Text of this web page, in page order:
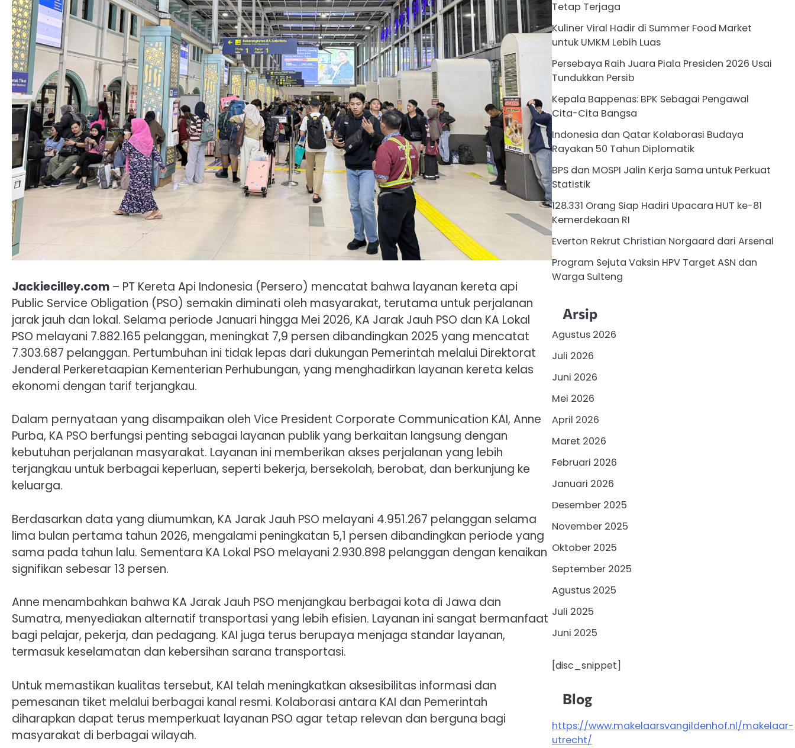
Jackiecilley.com – PT Kereta Api Indonesia (Persero) mencatat bahwa layanan kereta api
Public Service Obligation (PSO) semakin diminati oleh masyarakat, terutama untuk perjalanan
jarak jauh dan lokal. Selama periode Januari hingga Mei 2026, KA Jarak Jauh PSO dan KA Lokal
PSO melayani 7.882.165 pelanggan, meningkat 7,9 persen dibandingkan 2025 yang mencatat
7.303.687 pelanggan. Pertumbuhan ini tidak lepas dari dukungan Pemerintah melalui Direktorat
Jenderal Perkeretaapian Kementerian Perhubungan, yang menghadirkan layanan kereta kelas
ekonomi dengan tarif terjangkau.
Dalam pernyataan yang disampaikan oleh Vice President Corporate Communication KAI, Anne
Purba, KA PSO berfungsi penting sebagai layanan publik yang berkaitan langsung dengan
kebutuhan perjalanan masyarakat. Layanan ini memberikan akses perjalanan yang lebih
terjangkau untuk berbagai keperluan, seperti bekerja, bersekolah, berobat, dan berkunjung ke
keluarga.
Berdasarkan data yang diumumkan, KA Jarak Jauh PSO melayani 4.951.267 pelanggan selama
lima bulan pertama tahun 2026, mengalami peningkatan 5,1 persen dibandingkan periode yang
sama pada tahun lalu. Sementara KA Lokal PSO melayani 2.930.898 pelanggan dengan kenaikan
signifikan sebesar 13 persen.
Anne menambahkan bahwa KA Jarak Jauh PSO menjangkau berbagai kota di Jawa dan
Sumatra, menyediakan alternatif transportasi yang lebih efisien. Layanan ini sangat bermanfaat
bagi pelajar, pekerja, dan pedagang. KAI juga terus berupaya menjaga standar layanan,
termasuk keselamatan dan kebersihan sarana transportasi.
Untuk memastikan kualitas tersebut, KAI telah meningkatkan aksesibilitas informasi dan
pemesanan tiket melalui berbagai kanal resmi. Kolaborasi antara KAI dan Pemerintah
diharapkan dapat terus memperkuat layanan PSO agar tetap relevan dan berguna bagi
masyarakat di berbagai wilayah.
Tetap Terjaga
Kuliner Viral Hadir di Summer Food Market
untuk UMKM Lebih Luas
Persebaya Raih Juara Piala Presiden 2026 Usai
Tundukkan Persib
Kepala Bappenas: BPK Sebagai Pengawal
Cita-Cita Bangsa
Indonesia dan Qatar Kolaborasi Budaya
Rayakan 50 Tahun Diplomatik
BPS dan MOSPI Jalin Kerja Sama untuk Perkuat
Statistik
128.331 Orang Siap Hadiri Upacara HUT ke-81
Kemerdekaan RI
Everton Rekrut Christian Norgaard dari Arsenal
Program Sejuta Vaksin HPV Target ASN dan
Warga Sulteng
Arsip
Agustus 2026
Juli 2026
Juni 2026
Mei 2026
April 2026
Maret 2026
Februari 2026
Januari 2026
Desember 2025
November 2025
Oktober 2025
September 2025
Agustus 2025
Juli 2025
Juni 2025
[disc_snippet]
Blog
https://www.makelaarsvangildenhof.nl/makelaar-
utrecht/